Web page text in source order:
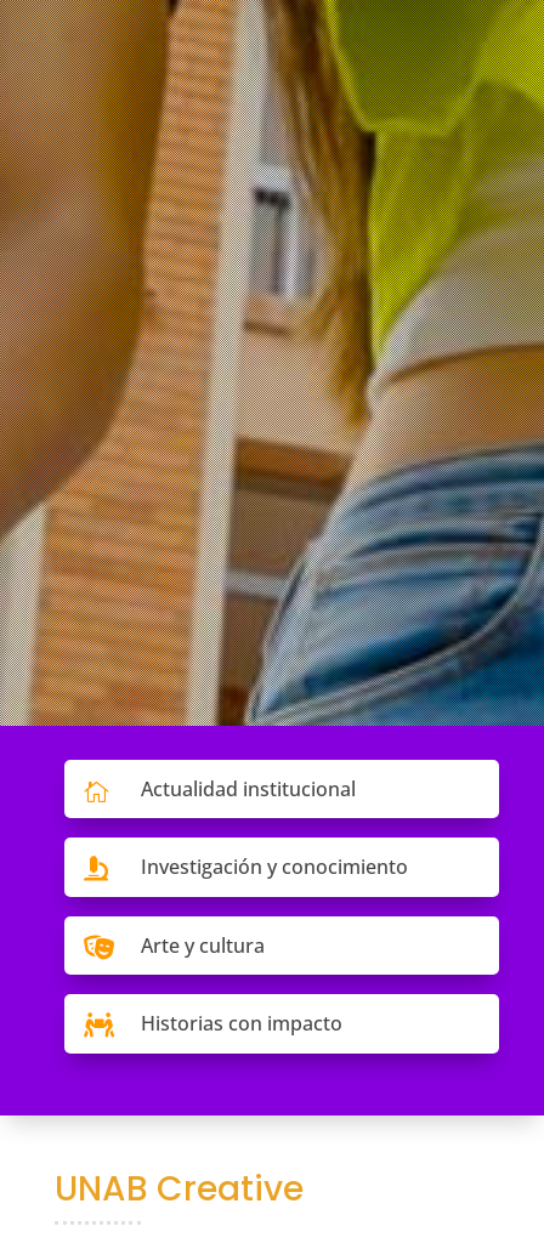
 Actualidad institucional
 Investigación y conocimiento
 Arte y cultura
 Historias con impacto
UNAB Creative